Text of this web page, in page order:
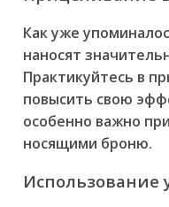
Как уже
наносят
Практикуйтесь в
повысить свою
особенно важно
носящими броню.
Использование